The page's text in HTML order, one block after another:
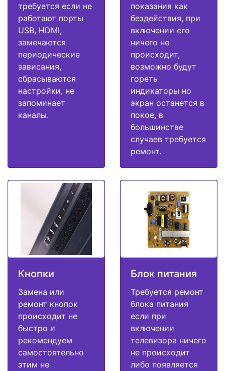
требуется если не
работают порты
USB, HDMI,
замечаются
периодические
зависания,
сбрасываются
настройки, не
запоминает
каналы.
показания как
бездействия, при
включении его
ничего не
происходит,
возможно будут
гореть
индикаторы но
экран останется в
покое, в
большинстве
случаев требуется
ремонт.
Кнопки
Замена или
ремонт кнопок
происходит не
быстро и
рекомендуем
самостоятельно
этим не
Блок питания
Требуется ремонт
блока питания
если при
включении
телевизора ничего
не происходит
либо появляется